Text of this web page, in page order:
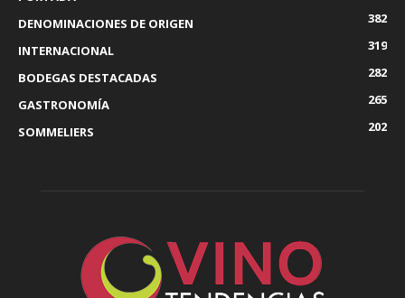
DENOMINACIONES DE ORIGEN
382
INTERNACIONAL
319
BODEGAS DESTACADAS
282
GASTRONOMÍA
265
SOMMELIERS
202